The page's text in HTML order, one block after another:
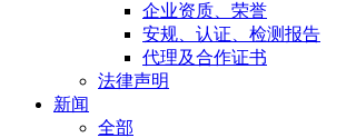
企业资质、荣誉
安规、认证、检测报告
代理及合作证书
法律声明
新闻
全部